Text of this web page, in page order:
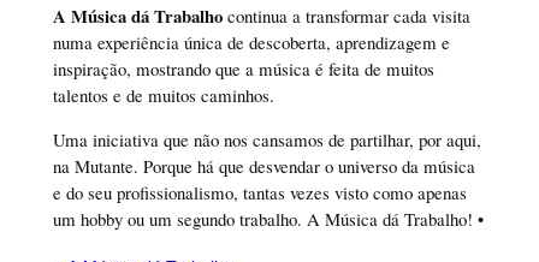
A Música dá Trabalho continua a transformar cada visita
numa experiência única de descoberta, aprendizagem e
inspiração, mostrando que a música é feita de muitos
talentos e de muitos caminhos.
Uma iniciativa que não nos cansamos de partilhar, por aqui,
na Mutante. Porque há que desvendar o universo da música
e do seu profissionalismo, tantas vezes visto como apenas
um hobby ou um segundo trabalho. A Música dá Trabalho! •